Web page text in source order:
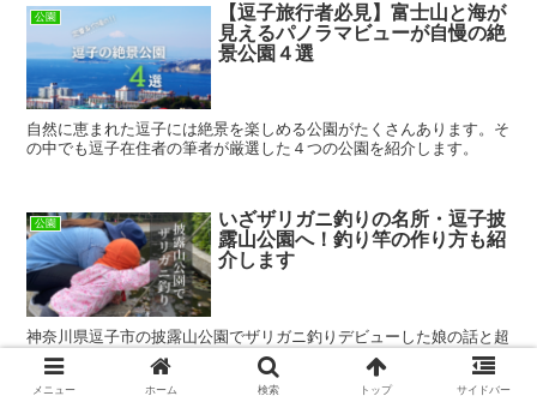
公園
【逗子旅行者必見】富士山と海が
見えるパノラマビューが自慢の絶
景公園４選
自然に恵まれた逗子には絶景を楽しめる公園がたくさんあります。そ
の中でも逗子在住者の筆者が厳選した４つの公園を紹介します。
公園
いざザリガニ釣りの名所・逗子披
露山公園へ！釣り竿の作り方も紹
介します
神奈川県逗子市の披露山公園でザリガニ釣りデビューした娘の話と超
簡単な釣り竿の作り方を紹介します。
メニュー ホーム 検索 トップ サイドバー